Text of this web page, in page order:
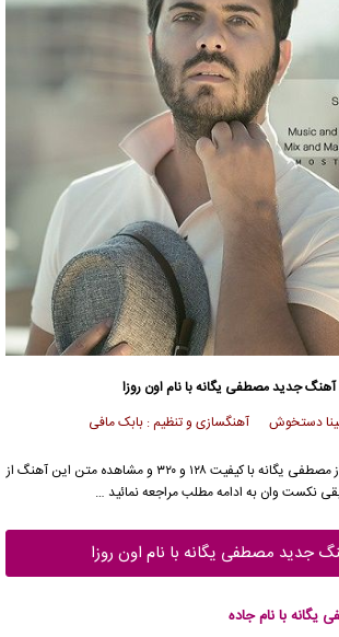
آهنگ جدیدمصطفی یگانهبا نام اون روزا
سینا دستخوش آهنگسازی و تنظیم : بابک مافی
مصطفی یگانه
با کیفیت ۱۲۸ و ۳۲۰ و مشاهده متن این آهنگ از
نکست وان به ادامه مطلب مراجعه نمائید …
جدید مصطفی یگانه با نام اون روزا
با نام جاده